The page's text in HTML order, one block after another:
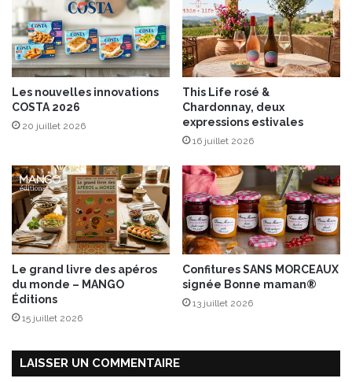
Les nouvelles innovations
COSTA 2026
20 juillet 2026
This Life rosé &
Chardonnay, deux
expressions estivales
16 juillet 2026
Le grand livre des apéros
du monde – MANGO
Éditions
15 juillet 2026
Confitures SANS MORCEAUX
signée Bonne maman®
13 juillet 2026
LAISSER UN COMMENTAIRE